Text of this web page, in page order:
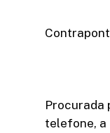
Procurada
telefone, a